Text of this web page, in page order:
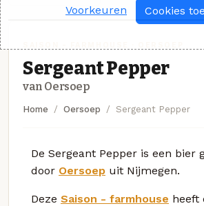
Sergeant Pepper
van Oersoep
Home Oersoep Sergeant Pepper
De Sergeant Pepper is een bier
door Oersoep uit Nijmegen.
Deze Saison - farmhouse heeft
Voorkeuren Cookies